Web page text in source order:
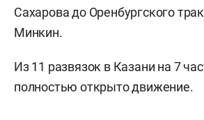
Сахарова до Оренбургского
Минкин.
Из 11 развязок в Казани на 7
полностью открыто движение.